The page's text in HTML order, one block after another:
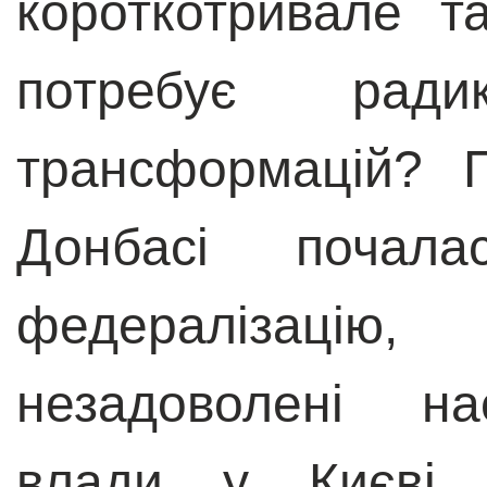
короткотривале
потребує
трансформацій?
Донбасі
незадоволені